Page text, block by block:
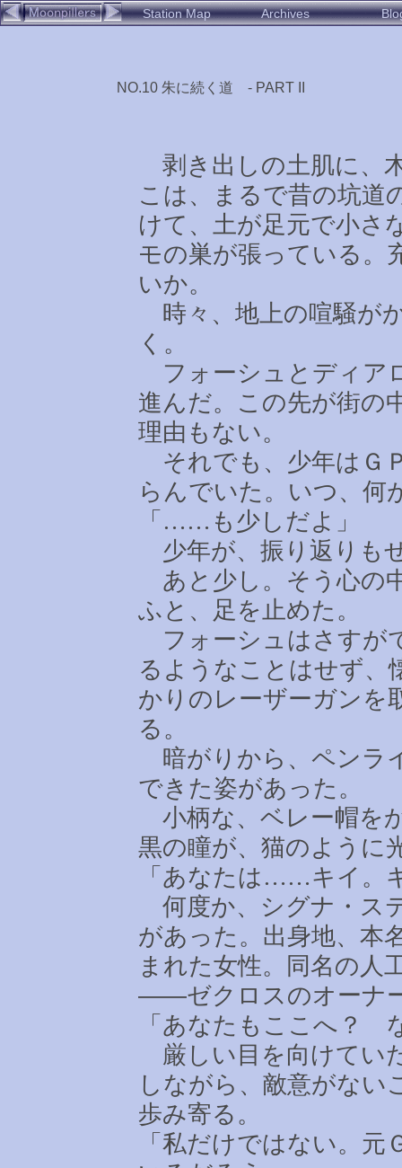
Station Map Archives
NO.10 朱に続く道 - PART II
剥き出しの土肌に、
こは、まるで昔の坑道
けて、土が足元で小さ
モの巣が張っている。
いか。
時々、地上の喧騒が
く。
フォーシュとディア
進んだ。この先が街の
理由もない。
それでも、少年はＧ
らんでいた。いつ、何
「 …… も少しだよ」
少年が、振り返りも
あと少し。そう心の
ふと、足を止めた。
フォーシュはさすが
るようなことはせず、
かりのレーザーガンを
る。
暗がりから、ペンラ
できた姿があった。
小柄な、ベレー帽を
黒の瞳が、猫のように
「あなたは ……キイ。
何度か、シグナ・ス
があった。出身地、本
まれた女性。同名の人
――ゼクロスのオーナ
「あなたもここへ？
厳しい目を向けてい
しながら、敵意がない
歩み寄る。
「私だけではない。